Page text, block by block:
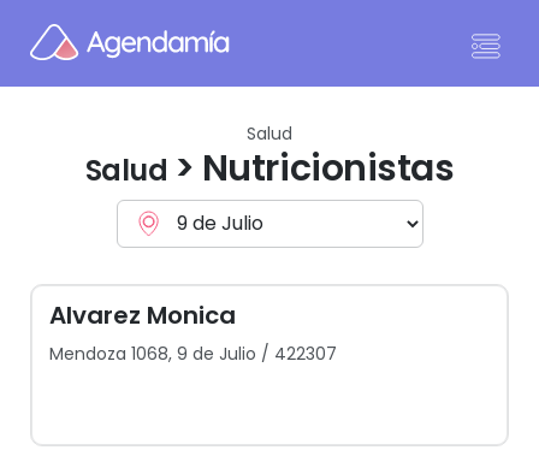
Salud
Salud > Nutricionistas
Alvarez Monica
Mendoza 1068, 9 de Julio / 422307